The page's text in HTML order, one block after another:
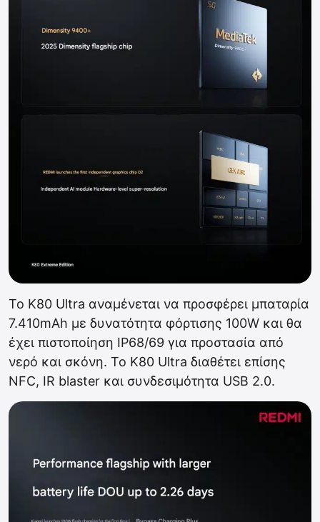
Το K80 Ultra αναμένεται να προσφέρει μπαταρία
7.410mAh με δυνατότητα φόρτισης 100W και θα
έχει πιστοποίηση IP68/69 για προστασία από
νερό και σκόνη. Το K80 Ultra διαθέτει επίσης
NFC, IR blaster και συνδεσιμότητα USB 2.0.